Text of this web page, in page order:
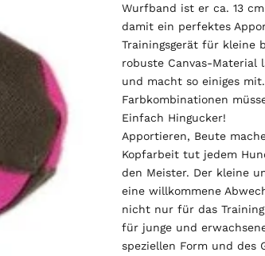
Wurfband ist er ca. 13
damit ein perfektes
Trainingsgerät für kleine
robuste Canvas-Material
und macht so einiges
Farbkombinationen
Einfach Hingucker!
Apportieren, Beute
Kopfarbeit tut jedem
den Meister. Der kleine
eine willkommene
nicht nur für das
für junge und
speziellen Form und des